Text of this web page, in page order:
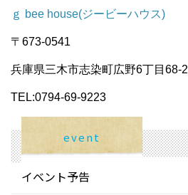
ｇ bee house(ジービーハウス)
〒673-0541
兵庫県三木市志染町広野6丁目68-2
TEL:0794-69-9223
event
イベント予告